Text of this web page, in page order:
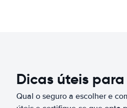
Dicas úteis
Qual o seguro a escolher e